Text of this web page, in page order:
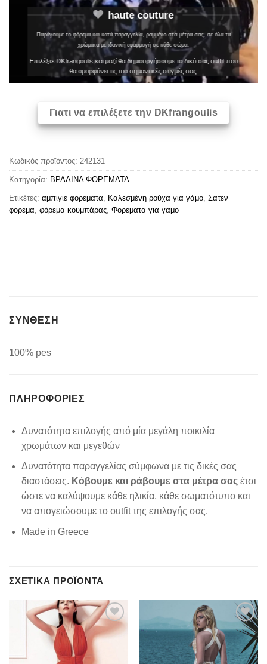
haute couture
Παράγουμε το φόρεμα και κατά παραγγελία, ραμμένο στα μέτρα σας, σε όλα τα
χρώματα με ιδανική εφαρμογή σε κάθε σώμα.
Επιλέξτε DKfrangoulis και μαζί θα δημιουργήσουμε το δικό σας outfit που
θα ομορφύνει τις πιο σημαντικές στιγμές σας.
Γιατι να επιλέξετε την DKfrangoulis
Κωδικός προϊόντος: 242131
Κατηγορία: ΒΡΑΔΙΝΑ ΦΟΡΕΜΑΤΑ
Ετικέτες: αμπιγιε φορεματα Καλεσμένη ρούχα για γάμο Σατεν
φορεμα φόρεμα κουμπάρας Φορεματα για γαμο
ΣΥΝΘΕΣΗ
100% pes
ΠΛΗΡΟΦΟΡΊΕΣ
Δυνατότητα επιλογής από μία μεγάλη ποικιλία
χρωμάτων και μεγεθών
Δυνατότητα παραγγελίας σύμφωνα με τις δικές σας
διαστάσεις. Κόβουμε και ράβουμε στα μέτρα σας έτσι
ώστε να καλύψουμε κάθε ηλικία, κάθε σωματότυπο και
να απογειώσουμε το outfit της επιλογής σας.
Made in Greece
ΣΧΕΤΙΚΆ ΠΡΟΪΌΝΤΑ
Add to
wishlist
Add to
wishlist